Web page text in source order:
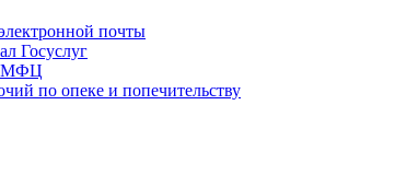
почты
Госуслуг
МФЦ
по опеке и попечительству